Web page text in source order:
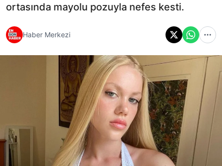
ortasında mayolu pozuyla nefes kesti.
Haber Merkezi